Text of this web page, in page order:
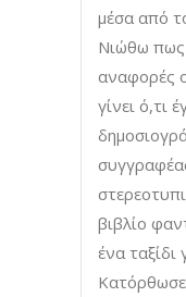
μέσα από
Νιώθω πως
αναφορές
γίνει ό,τι
βιβλίο
ένα